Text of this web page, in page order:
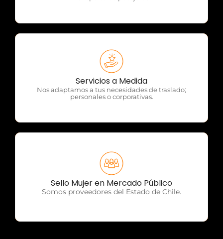
Servicios a Medida
Nos adaptamos a tus necesidades de traslado;
personales o corporativas.
OTP Servicios
Sello Mujer en Mercado Público
Somos proveedores del Estado de Chile.
OTP Servicios